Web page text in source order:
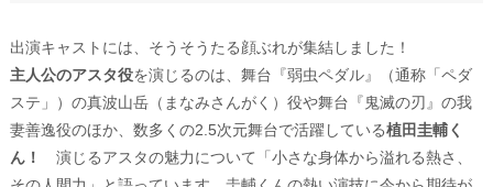
出演キャストには、そうそうたる顔ぶれが集結しました！
主人公のアスタ役を演じるのは、舞台『弱虫ペダル』（通称「ペダ
ステ」）の真波山岳（まなみさんがく）役や舞台『鬼滅の刃』の我
妻善逸役のほか、数多くの2.5次元舞台で活躍している植田圭輔く
ん！
演じるアスタの魅力について「小さな身体から溢れる熱さ、